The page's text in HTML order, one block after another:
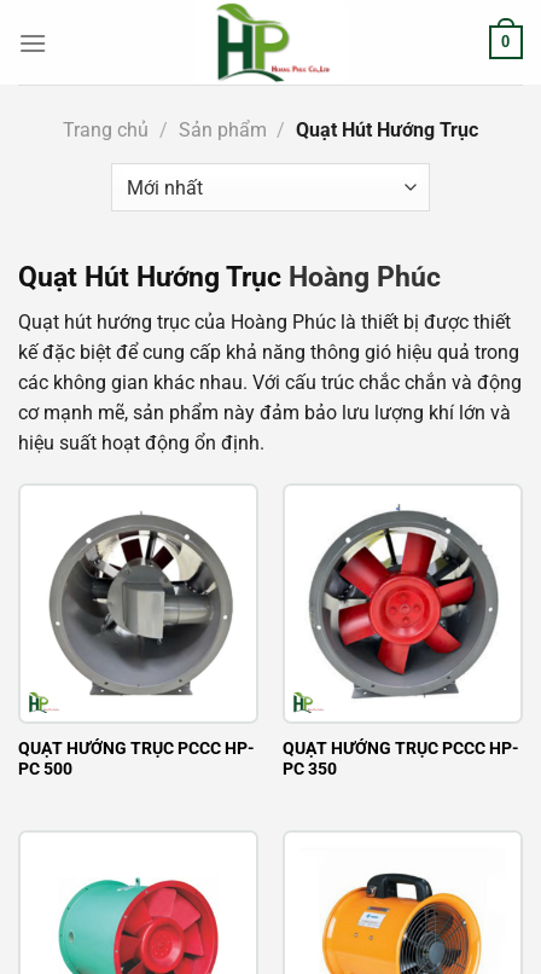
đến
0
Trang chủ / Sản phẩm / Quạt Hút Hướng Trục
Quạt Hút Hướng Trục Hoàng Phúc
Quạt hút hướng trục của Hoàng Phúc là thiết bị được thiết
kế đặc biệt để cung cấp khả năng thông gió hiệu quả trong
các không gian khác nhau. Với cấu trúc chắc chắn và động
cơ mạnh mẽ, sản phẩm này đảm bảo lưu lượng khí lớn và
hiệu suất hoạt động ổn định.
QUẠT HƯỚNG TRỤC PCCC HP-
PC 500
QUẠT HƯỚNG TRỤC PCCC HP-
PC 350